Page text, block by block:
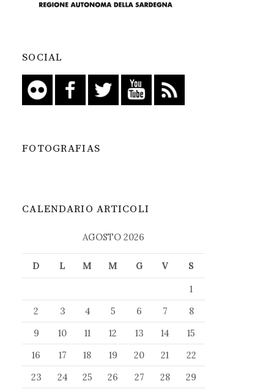
SOCIAL
FOTOGRAFIAS
CALENDARIO ARTICOLI
AGOSTO 2026
D L M M G V
S
1
2
3 4 5 6 7
8
9
10 11 12 13 14
15
16
17 18 19 20 21
22
23
24 25 26 27 28
29